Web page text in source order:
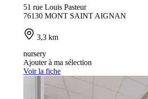
51 rue Louis Pasteur
76130 MONT SAINT AIGNAN
3,3 km
nursery
Ajouter à ma sélection
Voir la fiche